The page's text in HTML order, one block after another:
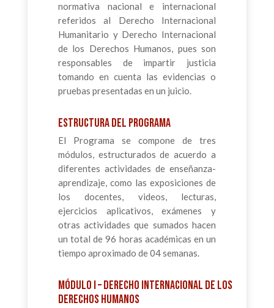
normativa nacional e internacional
referidos al Derecho Internacional
Humanitario y Derecho Internacional
de los Derechos Humanos, pues son
responsables de impartir justicia
tomando en cuenta las evidencias o
pruebas presentadas en un juicio.
ESTRUCTURA DEL PROGRAMA
El Programa se compone de tres
módulos, estructurados de acuerdo a
diferentes actividades de enseñanza-
aprendizaje, como las exposiciones de
los docentes, videos, lecturas,
ejercicios aplicativos, exámenes y
otras actividades que sumados hacen
un total de 96 horas académicas en un
tiempo aproximado de 04 semanas.
Módulo I – Derecho Internacional de los
Derechos Humanos